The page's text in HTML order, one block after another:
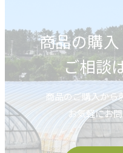
商品の購
ご相談
商品のご購入から
お気軽にお